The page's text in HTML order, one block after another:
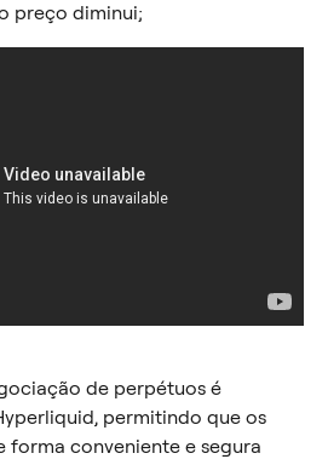
preço diminui;
de perpétuos é
permitindo que os
forma conveniente e segura